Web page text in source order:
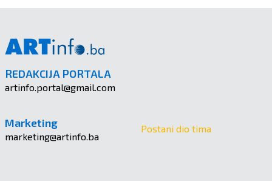
REDAKCIJA PORTALA
artinfo.portal@gmail.com
Marketing
marketing@artinfo.ba
Postani dio tima